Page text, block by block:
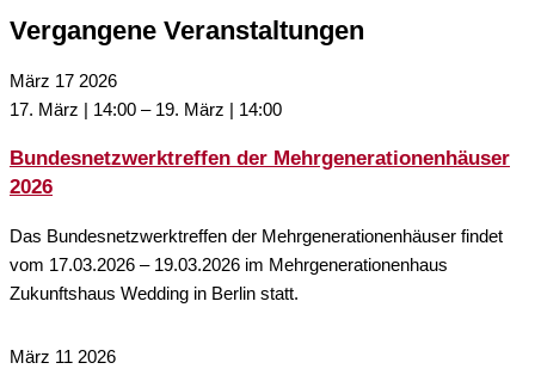
Vergangene Veranstaltungen
März 17 2026
17. März | 14:00 – 19. März | 14:00
Bundesnetzwerktreffen der Mehrgenerationenhäuser
2026
Das Bundesnetzwerktreffen der Mehrgenerationenhäuser findet
vom 17.03.2026 – 19.03.2026 im Mehrgenerationenhaus
Zukunftshaus Wedding in Berlin statt.
März 11 2026